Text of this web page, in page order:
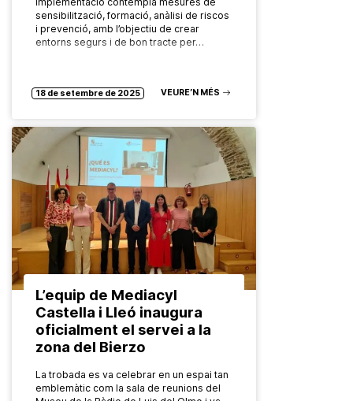
sensibilització, formació, anàlisi de riscos
i prevenció, amb l’objectiu de crear
entorns segurs i de bon tracte per…
18 de setembre de 2025 VEURE’N MÉS
L’equip de Mediacyl
Castella i Lleó inaugura
oficialment el servei a la
zona del Bierzo
La trobada es va celebrar en un espai tan
emblemàtic com la sala de reunions del